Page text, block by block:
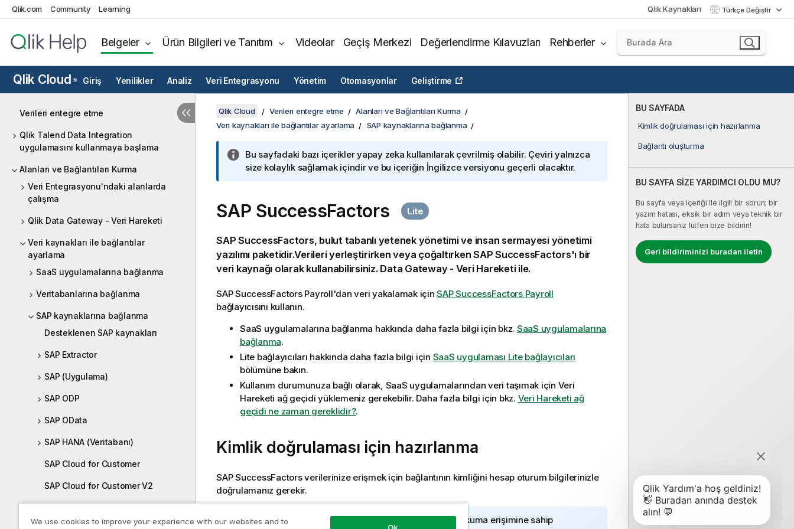
Qlik.com Community Learning Qlik Kaynakları Türkçe Değiştir
Belgeler Ürün Bilgileri ve Tanıtım Videolar Geçiş Merkezi Değerlendirme Kılavuzları Rehberler
Qlik Cloud ® Giriş Yenilikler Analiz Veri Entegrasyonu Yönetim Otomasyonlar Geliştirme
Verileri entegre etme
Qlik Talend Data Integration
uygulamasını kullanmaya başlama
Alanları ve Bağlantıları Kurma
Veri Entegrasyonu'ndaki alanlarda
çalışma
Qlik Data Gateway - Veri Hareketi
Veri kaynakları ile bağlantılar
ayarlama
SaaS uygulamalarına bağlanma
Veritabanlarına bağlanma
SAP kaynaklarına bağlanma
Desteklenen SAP kaynakları
SAP Extractor
SAP (Uygulama)
SAP ODP
SAP OData
SAP HANA (Veritabanı)
SAP Cloud for Customer
SAP Cloud for Customer V2
BU SAYFADA
Kimlik doğrulaması için hazırlanma
Bağlantı oluşturma
BU SAYFA SİZE YARDIMCI OLDU MU?
Bu sayfa veya içeriği ile ilgili bir sorun; bir
yazım hatası, eksik bir adım veya teknik bir
hata bulursanız lütfen bize bildirin!
Geri bildiriminizi buradan iletin
Qlik Cloud Verileri entegre etme
Alanları ve Bağlantıları Kurma
Veri kaynakları ile bağlantılar ayarlama
SAP kaynaklarına bağlanma
Bu sayfadaki bazı içerikler yapay zeka kullanılarak çevrilmiş olabilir. Çeviri yalnızca
size kolaylık sağlamak içindir ve bu içeriğin İngilizce versiyonu geçerli olacaktır.
SAP SuccessFactors
SAP SuccessFactors, bulut tabanlı yetenek yönetimi ve insan sermayesi yönetimi
yazılımı paketidir.Verileri yerleştirirken veya çoğaltırken SAP SuccessFactors'ı bir
veri kaynağı olarak kullanabilirsiniz. Data Gateway - Veri Hareketiile.
SAP SuccessFactors Payroll'dan veri yakalamak içinSAP SuccessFactors Payroll
bağlayıcısını kullanın.
SaaS uygulamalarına bağlanma hakkında daha fazla bilgi için bkz. SaaS uygulamalarına
bağlanma.
Lite bağlayıcıları hakkında daha fazla bilgi için SaaS uygulaması Lite bağlayıcıları
bölümüne bakın.
Kullanım durumunuza bağlı olarak, SaaS uygulamalarından veri taşımak için Veri
Hareketi ağ geçidi yüklemeniz gerekebilir. Daha fazla bilgi için bkz. Veri Hareketi ağ
geçidi ne zaman gereklidir?.
Kimlik doğrulaması için hazırlanma
SAP SuccessFactors verilerinize erişmek için bağlantının kimliğini hesap oturum bilgilerinizle
doğrulamanız gerekir.
B
Kullandığınız hesabın, almak istediğiniz tablolar için okuma erişimine sahip
We use cookies to improve your experience with our websites and to